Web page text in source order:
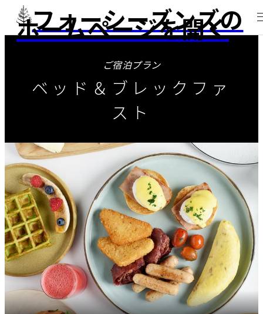
フォーシーズンズの
ホームページを開く
ご宿泊プラン
ベッド＆ブレックファ
スト